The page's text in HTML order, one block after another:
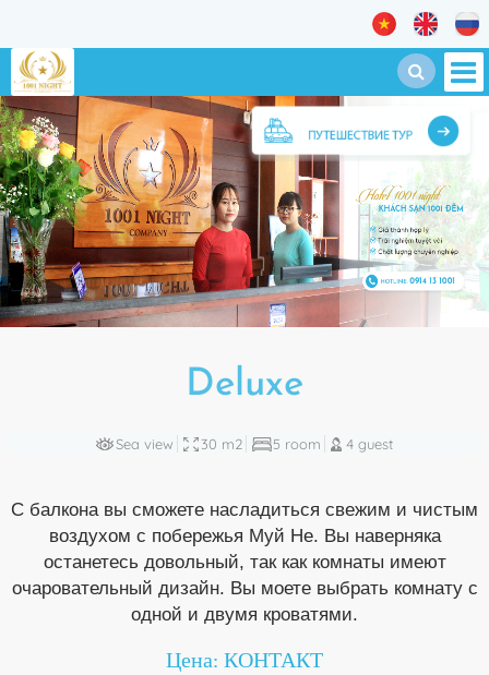
Deluxe
Sea view 30 m2 5 room 4 guest
С балкона вы сможете насладиться свежим и чистым
воздухом с побережья Муй Не. Вы наверняка
останетесь довольный, так как комнаты имеют
очаровательный дизайн. Вы моете выбрать комнату с
одной и двумя кроватями.
Цена: КОНТАКТ